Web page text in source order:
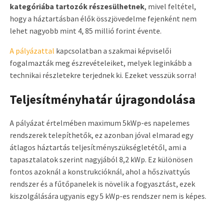
kategóriába tartozók részesülhetnek, mivel feltétel,
hogy a háztartásban élők összjövedelme fejenként nem
lehet nagyobb mint 4, 85 millió forint évente.
A pályázattal kapcsolatban a szakmai képviselői
fogalmazták meg észrevételeiket, melyek leginkább a
technikai részletekre terjednek ki. Ezeket vesszük sorra!
Teljesítményhatár újragondolása
A pályázat értelmében maximum 5kWp-es napelemes
rendszerek telepíthetők, ez azonban jóval elmarad egy
átlagos háztartás teljesítményszükségletétől, ami a
tapasztalatok szerint nagyjából 8,2 kWp. Ez különösen
fontos azoknál a konstrukcióknál, ahol a hőszivattyús
rendszer és a fűtőpanelek is növelik a fogyasztást, ezek
kiszolgálására ugyanis egy 5 kWp-es rendszer nem is képes.